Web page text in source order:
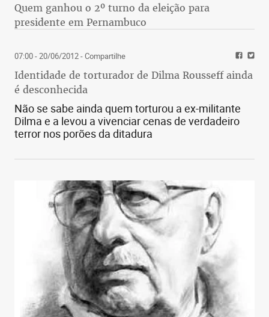
Quem ganhou o 2º turno da eleição para
presidente em Pernambuco
07:00 - 20/06/2012- Compartilhe
Identidade de torturador de Dilma Rousseff ainda
é desconhecida
Não se sabe ainda quem torturou a ex-militante
Dilma e a levou a vivenciar cenas de verdadeiro
terror nos porões da ditadura